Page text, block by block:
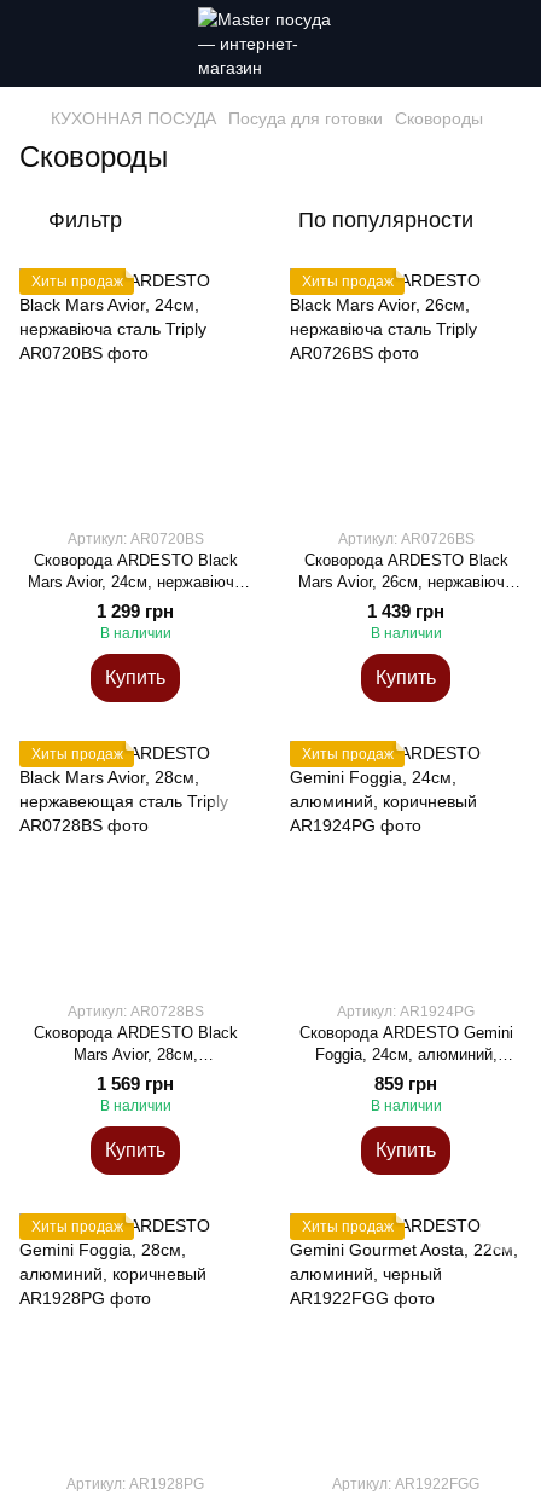
КУХОННАЯ ПОСУДА Посуда для готовки Сковороды
Сковороды
Фильтр По популярности
Хиты продаж
Артикул: AR0720BS
Сковорода ARDESTO Black
Mars Avior, 24см, нержавіюча
сталь Triply
1 299 грн
В наличии
Купить
Хиты продаж
Артикул: AR0726BS
Сковорода ARDESTO Black
Mars Avior, 26см, нержавіюча
сталь Triply
1 439 грн
В наличии
Купить
Хиты продаж
Артикул: AR0728BS
Сковорода ARDESTO Black
Mars Avior, 28см,
нержавеющая сталь Triply
1 569 грн
В наличии
Купить
Хиты продаж
Артикул: AR1924PG
Сковорода ARDESTO Gemini
Foggia, 24см, алюминий,
коричневый
859 грн
В наличии
Купить
Хиты продаж
Артикул: AR1928PG
Хиты продаж
Артикул: AR1922FGG